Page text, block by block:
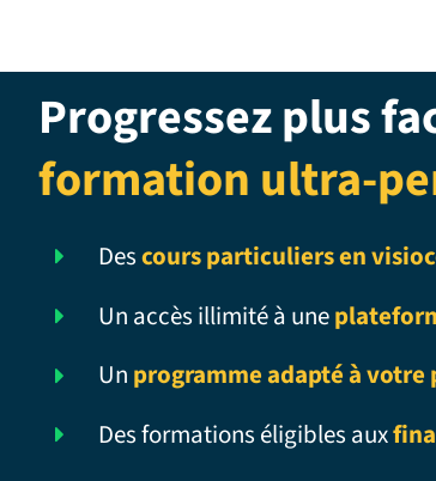
Progressez plus
formation ultra-
Descours particuliers en
Un accès illimité à une
Un programme adapté à
Des formations éligibles aux